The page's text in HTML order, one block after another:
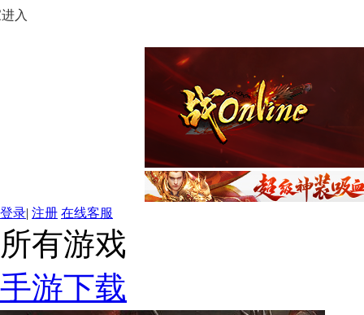
入
登录| 注册 在线客服
所有游戏
手游下载